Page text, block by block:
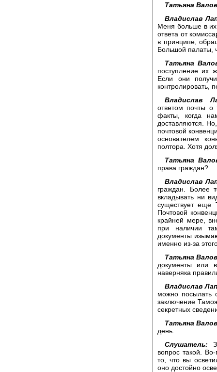
Татьяна
Владислав
Меня больше в их
ответа от
в принципе,
Большой палаты,
Татьяна
поступление их
Если они
контролировать,
Владислав
ответом почты о
факты, когда
доставляются.
почтовой
основателем
полтора. Хотя
Татьяна
права граждан?
Владислав
граждан. Более
вкладывать ни
существует еще
Почтовой
крайней мере,
при наличии
документы
именно из-за
Татьяна
документы или
наверняка
Владислав
можно посылать
заключение
секретных
Татьяна
день.
Слушатель:
вопрос такой.
то, что вы
оно достойно